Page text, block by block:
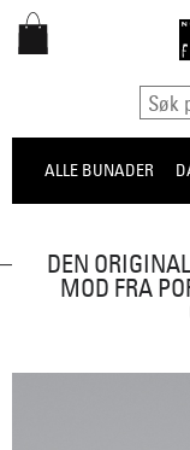
ALLE BUNADER
DEN
MOD FRA